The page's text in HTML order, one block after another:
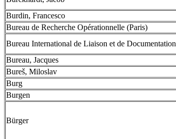
Burdin, Francesco
Bureau de Recherche Opérationnelle (Paris)
Bureau International de Liaison et de Documentation
Bureau, Jacques
Bureš, Miloslav
Burg
Burgen
Bürger